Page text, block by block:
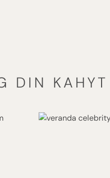
DIN KAHYT